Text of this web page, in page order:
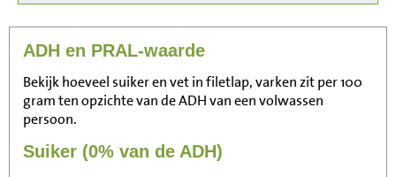
ADH en PRAL-waarde
Bekijk hoeveel suiker en vet in filetlap, varken zit per 100
gram ten opzichte van de ADH van een volwassen
persoon.
Suiker (0% van de ADH)